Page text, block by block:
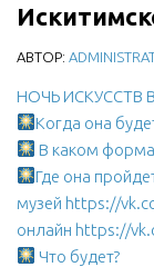
Фотогалерея
Документы
Правовая база
Отчеты о
Учреждения
АВТОР:
НОЧЬ ИСКУССТВ
Когда она
В каком
Где она
музей https://
онлайн https://
Что будет?